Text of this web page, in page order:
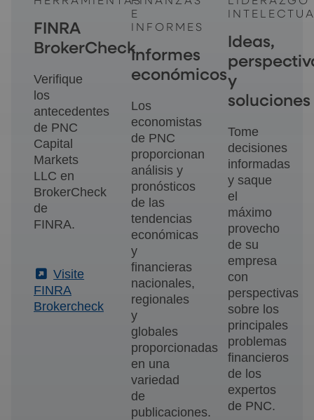
FINRA
BrokerCheck
Verifique
los
antecedentes
de PNC
Capital
Markets
LLC en
BrokerCheck
de
FINRA.
(External)
Visite
FINRA
Brokercheck
E
INFORMES
Informes
económicos
Los
economistas
de PNC
proporcionan
análisis y
pronósticos
de las
tendencias
económicas
y
financieras
nacionales,
regionales
y
globales
proporcionadas
en una
variedad
de
publicaciones.
Ideas,
y
soluciones
Tome
decisiones
informadas
y saque
el
máximo
provecho
de su
empresa
con
perspectivas
sobre los
principales
problemas
financieros
de los
expertos
de PNC.